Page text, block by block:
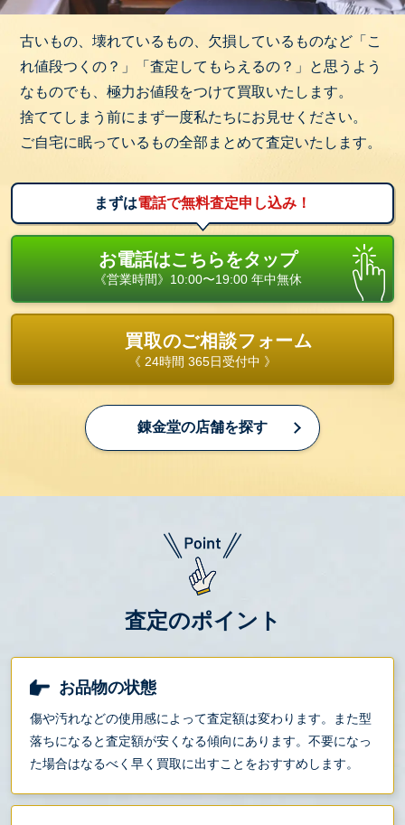
古いもの、壊れているもの、欠損しているものなど「こ
れ値段つくの？」「査定してもらえるの？」と思うよう
なものでも、極力お値段をつけて買取いたします。
捨ててしまう前にまず一度私たちにお見せください。
ご自宅に眠っているもの全部まとめて査定いたします。
まずは電話で無料査定申し込み！
お電話はこちらをタップ
《営業時間》10:00〜19:00 年中無休
買取のご相談フォーム
《 24時間 365日受付中 》
錬金堂の店舗を探す
査定のポイント
お品物の状態
傷や汚れなどの使用感によって査定額は変わります。また型
落ちになると査定額が安くなる傾向にあります。不要になっ
た場合はなるべく早く買取に出すことをおすすめします。